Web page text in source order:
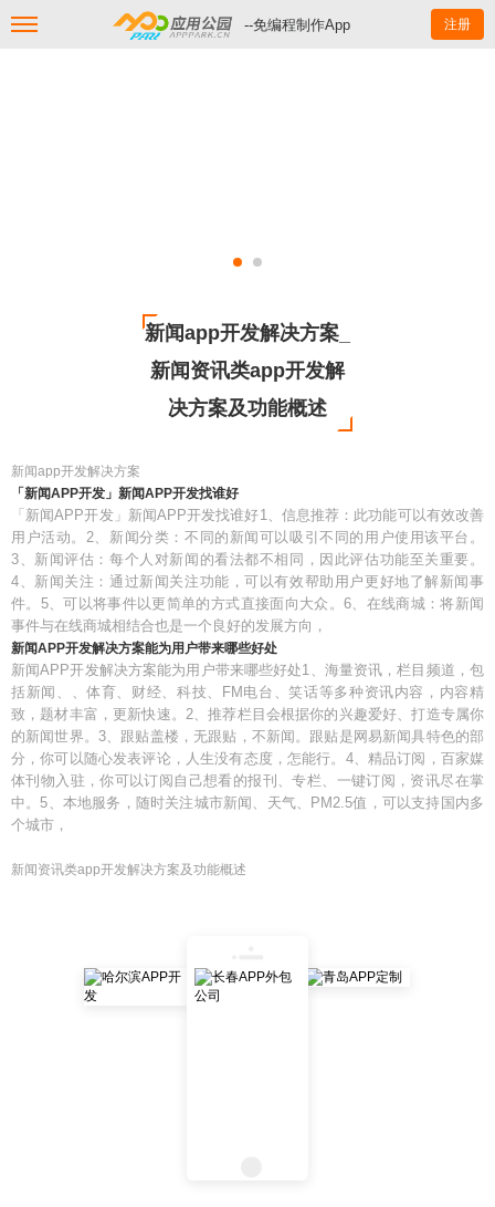
--免编程制作App 注册
新闻app开发解决方案_
新闻资讯类app开发解
决方案及功能概述
新闻app开发解决方案
「新闻APP开发」新闻APP开发找谁好
「新闻APP开发」新闻APP开发找谁好1、信息推荐：此功能可以有效改善
用户活动。2、新闻分类：不同的新闻可以吸引不同的用户使用该平台。
3、新闻评估：每个人对新闻的看法都不相同，因此评估功能至关重要。
4、新闻关注：通过新闻关注功能，可以有效帮助用户更好地了解新闻事
件。5、可以将事件以更简单的方式直接面向大众。6、在线商城：将新闻
事件与在线商城相结合也是一个良好的发展方向，
新闻APP开发解决方案能为用户带来哪些好处
新闻APP开发解决方案能为用户带来哪些好处1、海量资讯，栏目频道，包
括新闻、、体育、财经、科技、FM电台、笑话等多种资讯内容，内容精
致，题材丰富，更新快速。2、推荐栏目会根据你的兴趣爱好、打造专属你
的新闻世界。3、跟贴盖楼，无跟贴，不新闻。跟贴是网易新闻具特色的部
分，你可以随心发表评论，人生没有态度，怎能行。4、精品订阅，百家媒
体刊物入驻，你可以订阅自己想看的报刊、专栏、一键订阅，资讯尽在掌
中。5、本地服务，随时关注城市新闻、天气、PM2.5值，可以支持国内多
个城市，
新闻资讯类app开发解决方案及功能概述